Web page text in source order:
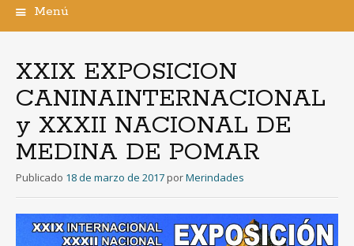
Menú
XXIX EXPOSICION
CANINAINTERNACIONAL
y XXXII NACIONAL DE
MEDINA DE POMAR
Publicado 18 de marzo de 2017 porMerindades